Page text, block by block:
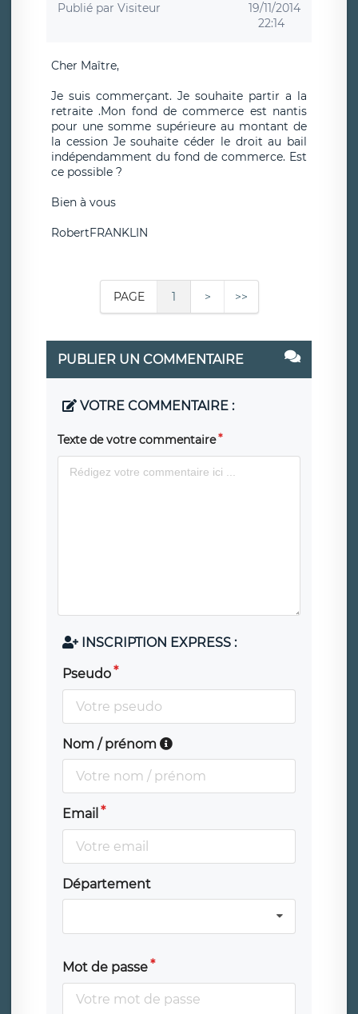
Publié par Visiteur
19/11/2014
22:14
Cher Maître,
Je suis commerçant. Je souhaite partir a la
retraite .Mon fond de commerce est nantis
pour une somme supérieure au montant de
la cession Je souhaite céder le droit au bail
indépendamment du fond de commerce. Est
ce possible ?
Bien à vous
RobertFRANKLIN
PAGE 1 > >>
PUBLIER UN COMMENTAIRE
VOTRE COMMENTAIRE :
Texte de votre commentaire
INSCRIPTION EXPRESS :
Pseudo
Nom / prénom
Email
Département
Mot de passe